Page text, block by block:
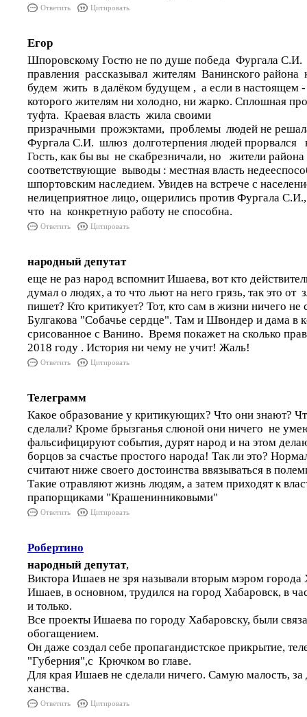
Ответить Цитировать
Егор
Шпоровскому Гостю не по душе победа Фургала
правления рассказывал жителям Ванинского района
будем жить в далёком будущем , а если в настоящем
которого жителям ни холодно, ни жарко. Сплошная
туфта. Краевая власть жила своими
призрачными прожэктами, проблемы людей не
Фургала С.И. шлюз долготерпения людей прорвался
Гость, как бы вы не скабрезничали, но жители
соответствующие выводы : местная власть
шпортовским наследием. Увидев на встрече с
нелицеприятное лицо, ощерились против Фургала
что на конкретную работу не способна.
Ответить Цитировать
народный депутат
еще не раз народ вспомнит Ишаева, вот кто
думал о людях, а то что льют на него грязь, так это от
пишет? Кто критикует? Тот, кто сам в жизни ничего не
Булгакова "Собачье сердце". Там и Швондер и дама в
срисованное с Ванино. Время покажет на сколько
2018 году . История ни чему не учит! Жаль!
Ответить Цитировать
Телеграмм
Какое образование у критикующих? Что они знают?
сделали? Кроме брызганья слюной они ничего не
фальсифицируют события, дурят народ и на этом
борцов за счастье простого народа! Так ли это?
считают ниже своего достоинства ввязываться в
Такие отравляют жизнь людям, а затем приходят к
прапорщиками "Крашенинниковыми"
Ответить Цитировать
Робертино
народный депутат,
Виктора Ишаев не зря называли вторым мэром города
Ишаев, в основном, трудился на город Хабаровск, в
и только.
Все проекты Ишаева по городу Хабаровску, были
обогащением.
Он даже создал себе пропагандистское прикрытие,
"Губерния",с Крючком во главе.
Для края Ишаев не сделали ничего. Самую малость, за
ханства.
Ответить Цитировать